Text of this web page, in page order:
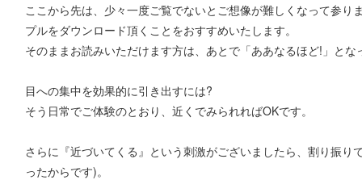
ここから先は、少々一度ご覧でないとご想像が難しくなって参
プルをダウンロード頂くことをおすすめいたします。
そのままお読みいただけます方は、あとで「ああなるほど!」と
目への集中を効果的に引き出すには?
そう日常でご体験のとおり、近くでみられればOKです。
さらに『近づいてくる』という刺激がございましたら、割り振り
ったからです)。